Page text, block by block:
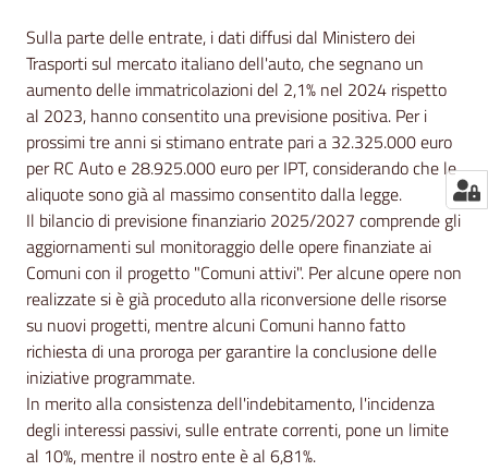
Sulla parte delle entrate, i dati diffusi dal Ministero dei
Trasporti sul mercato italiano dell'auto, che segnano un
aumento delle immatricolazioni del 2,1% nel 2024 rispetto
al 2023, hanno consentito una previsione positiva. Per i
prossimi tre anni si stimano entrate pari a 32.325.000 euro
per RC Auto e 28.925.000 euro per IPT, considerando che le
aliquote sono già al massimo consentito dalla legge.
Il bilancio di previsione finanziario 2025/2027 comprende gli
aggiornamenti sul monitoraggio delle opere finanziate ai
Comuni con il progetto "Comuni attivi". Per alcune opere non
realizzate si è già proceduto alla riconversione delle risorse
su nuovi progetti, mentre alcuni Comuni hanno fatto
richiesta di una proroga per garantire la conclusione delle
iniziative programmate.
In merito alla consistenza dell'indebitamento, l'incidenza
degli interessi passivi, sulle entrate correnti, pone un limite
al 10%, mentre il nostro ente è al 6,81%.